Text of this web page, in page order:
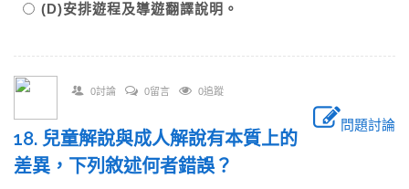
(D)安排遊程及導遊翻譯說明。
0討論 0留言 0追蹤
問題討論
18. 兒童解說與成人解說有本質上的
差異，下列敘述何者錯誤？